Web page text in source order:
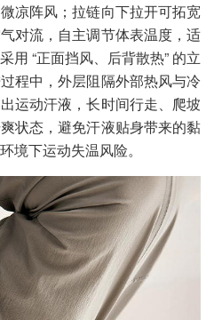
凉阵风；拉链向下拉开可拓宽
对流，自主调节体表温度，适
用 “正面挡风、后背散热” 的立
程中，外层阻隔外部热风与冷
运动汗液，长时间行走、爬坡
状态，避免汗液贴身带来的黏
境下运动失温风险。